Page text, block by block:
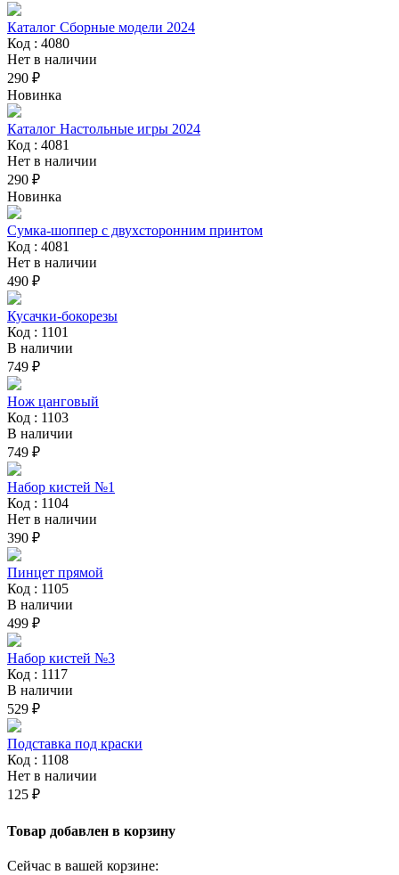
Каталог Сборные модели 2024
Код : 4080
Нет в наличии
290 ₽
Новинка
Каталог Настольные игры 2024
Код : 4081
Нет в наличии
290 ₽
Новинка
Сумка-шоппер с двухсторонним принтом
Код : 4081
Нет в наличии
490 ₽
Кусачки-бокорезы
Код : 1101
В наличии
749 ₽
Нож цанговый
Код : 1103
В наличии
749 ₽
Набор кистей №1
Код : 1104
Нет в наличии
390 ₽
Пинцет прямой
Код : 1105
В наличии
499 ₽
Набор кистей №3
Код : 1117
В наличии
529 ₽
Подставка под краски
Код : 1108
Нет в наличии
125 ₽
Товар добавлен в корзину
Сейчас в вашей корзине: